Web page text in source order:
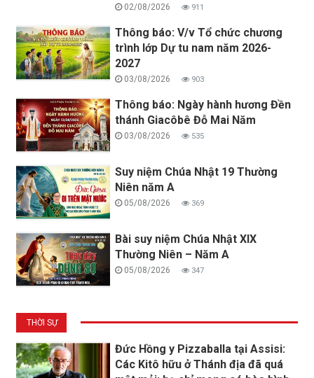
02/08/2026 911
Thông báo: V/v Tổ chức chương
trình lớp Dự tu nam năm 2026-
2027
03/08/2026 903
Thông báo: Ngày hành hương Đền
thánh Giacôbê Đỗ Mai Năm
03/08/2026 535
Suy niệm Chúa Nhật 19 Thường
Niên năm A
05/08/2026 369
Bài suy niệm Chúa Nhật XIX
Thường Niên – Năm A
05/08/2026 347
THỜI SỰ
Đức Hồng y Pizzaballa tại Assisi:
Các Kitô hữu ở Thánh địa đã quá